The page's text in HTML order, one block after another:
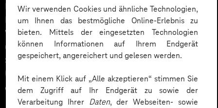
Wir verwenden Cookies und ähnliche Technologien,
um Ihnen das bestmögliche Online-Erlebnis zu
bieten. Mittels der eingesetzten Technologien
können Informationen auf Ihrem Endgerät
gespeichert, angereichert und gelesen werden.
Mit einem Klick auf „Alle akzeptieren“ stimmen Sie
dem Zugriff auf Ihr Endgerät zu sowie der
Verarbeitung Ihrer Daten, der Webseiten- sowie
Microsoft 365 Copilot ist für viele Unternehmen der
Einstieg in KI. Der nächste Schritt sind KI-Agenten, die
Wissen verfügbar machen, Prozesse automatisieren
und fundierte Entscheidungen unterstützen. Erfahren
Sie anhand konkreter Praxisbeispiele, wie
Unternehmen Microsoft KI-Agenten produktiv
einsetzen – und welchen Mehrwert sie dabei schaffen.